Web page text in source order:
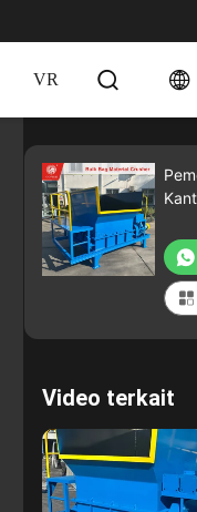
VR
Video terkait